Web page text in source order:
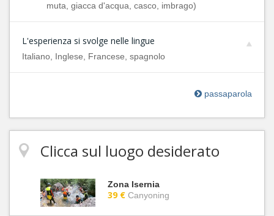
muta, giacca d'acqua, casco, imbrago)
L'esperienza si svolge nelle lingue
Italiano, Inglese, Francese, spagnolo
passaparola
Clicca sul luogo desiderato
Zona Isernia
39 € Canyoning